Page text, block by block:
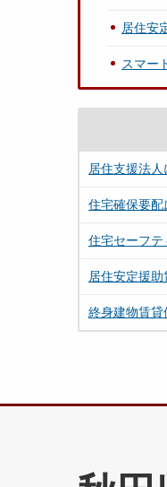
居住安
スマー
居住支援法人
住宅確保要配
住宅セーフテ
居住安定援
終身建物賃貸